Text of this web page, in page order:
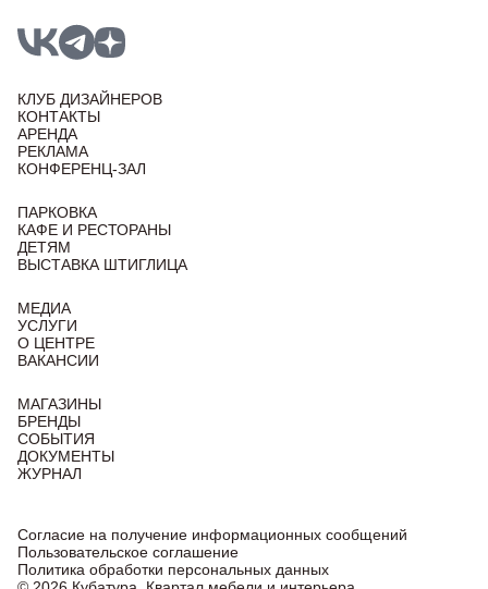
КЛУБ ДИЗАЙНЕРОВ
КОНТАКТЫ
АРЕНДА
РЕКЛАМА
КОНФЕРЕНЦ-ЗАЛ
ПАРКОВКА
КАФЕ И РЕСТОРАНЫ
ДЕТЯМ
ВЫСТАВКА ШТИГЛИЦА
МЕДИА
УСЛУГИ
О ЦЕНТРЕ
ВАКАНСИИ
МАГАЗИНЫ
БРЕНДЫ
СОБЫТИЯ
ДОКУМЕНТЫ
ЖУРНАЛ
Согласие на получение информационных сообщений
Пользовательское соглашение
Политика обработки персональных данных